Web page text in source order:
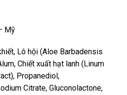
Mỹ
Lô hội (Aloe Barbadensis
Chiết xuất hạt lanh (Linum
Propanediol,
Citrate, Gluconolactone,